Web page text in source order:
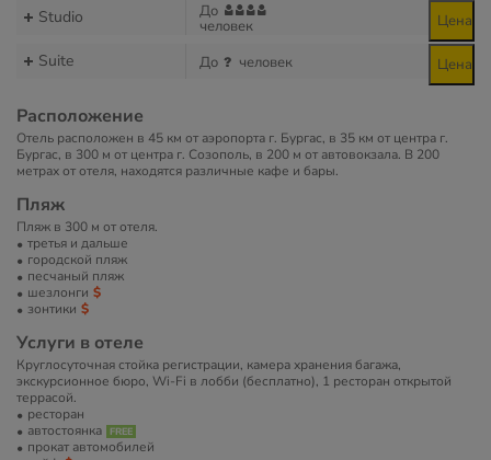
Studio До
человек Цена
Suite До человек Цена
Расположение
Отель расположен в 45 км от аэропорта г. Бургас, в 35 км от центра г.
Бургас, в 300 м от центра г. Созополь, в 200 м от автовокзала. В 200
метрах от отеля, находятся различные кафе и бары.
Пляж
Пляж в 300 м от отеля.
третья и дальше
городской пляж
песчаный пляж
шезлонги
зонтики
Услуги в отеле
Круглосуточная стойка регистрации, камера хранения багажа,
экскурсионное бюро, Wi-Fi в лобби (бесплатно), 1 ресторан открытой
террасой.
ресторан
автостоянка
прокат автомобилей